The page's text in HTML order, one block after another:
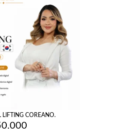
LIFTING COREANO.